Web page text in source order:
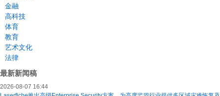
金融
高科技
体育
教育
艺术文化
法律
最新新闻稿
2026-08-07 16:44